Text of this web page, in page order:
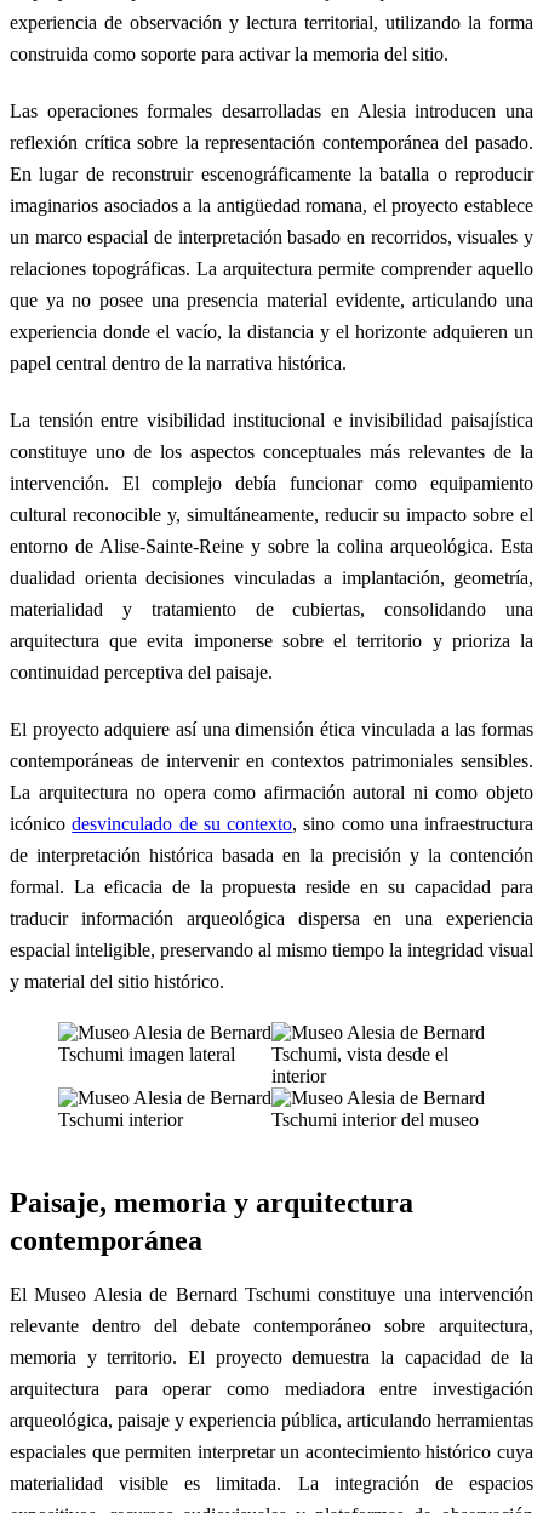
experiencia de observación y lectura territorial, utilizando la forma
construida como soporte para activar la memoria del sitio.
Las operaciones formales desarrolladas en Alesia introducen una
reflexión crítica sobre la representación contemporánea del pasado.
En lugar de reconstruir escenográficamente la batalla o reproducir
imaginarios asociados a la antigüedad romana, el proyecto establece
un marco espacial de interpretación basado en recorridos, visuales y
relaciones topográficas. La arquitectura permite comprender aquello
que ya no posee una presencia material evidente, articulando una
experiencia donde el vacío, la distancia y el horizonte adquieren un
papel central dentro de la narrativa histórica.
La tensión entre visibilidad institucional e invisibilidad paisajística
constituye uno de los aspectos conceptuales más relevantes de la
intervención. El complejo debía funcionar como equipamiento
cultural reconocible y, simultáneamente, reducir su impacto sobre el
entorno de Alise-Sainte-Reine y sobre la colina arqueológica. Esta
dualidad orienta decisiones vinculadas a implantación, geometría,
materialidad y tratamiento de cubiertas, consolidando una
arquitectura que evita imponerse sobre el territorio y prioriza la
continuidad perceptiva del paisaje.
El proyecto adquiere así una dimensión ética vinculada a las formas
contemporáneas de intervenir en contextos patrimoniales sensibles.
La arquitectura no opera como afirmación autoral ni como objeto
icónicodesvinculado de su contexto, sino como una infraestructura
de interpretación histórica basada en la precisión y la contención
formal. La eficacia de la propuesta reside en su capacidad para
traducir información arqueológica dispersa en una experiencia
espacial inteligible, preservando al mismo tiempo la integridad visual
y material del sitio histórico.
Paisaje, memoria y arquitectura
contemporánea
El Museo Alesia de Bernard Tschumi constituye una intervención
relevante dentro del debate contemporáneo sobre arquitectura,
memoria y territorio. El proyecto demuestra la capacidad de la
arquitectura para operar como mediadora entre investigación
arqueológica, paisaje y experiencia pública, articulando herramientas
espaciales que permiten interpretar un acontecimiento histórico cuya
materialidad visible es limitada. La integración de espacios